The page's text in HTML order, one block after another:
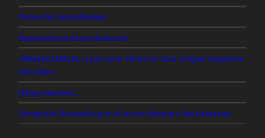
Panocha lanzallamas
Rascándose discretamente
#MaskotaMata, o por qué +Kota es una vulgar empresa
sin alma
(H)ay amores…
Droguito llorando por el novio frente a las cámaras